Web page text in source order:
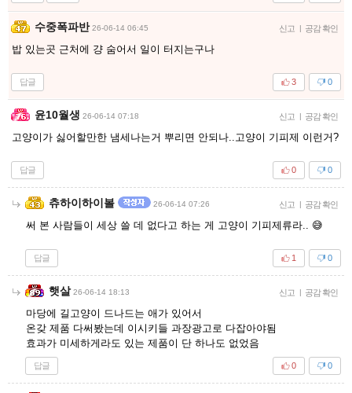
수중폭파반 26-06-14 06:45 신고 | 공감 확인
밥 있는곳 근처에 걍 숨어서 일이 터지는구나
답글 0
3
윤10월생 26-06-14 07:18 신고 | 공감 확인
고양이가 싫어할만한 냄세나는거 뿌리면 안되나..고양이 기피제 이런거?
답글 0
0
츄하이하이볼 26-06-14 07:26 신고 | 공감 확인
써 본 사람들이 세상 쓸 데 없다고 하는 게 고양이 기피제류라.. 😅
답글 0
1
햇살 26-06-14 18:13 신고 | 공감 확인
마당에 길고양이 드나드는 애가 있어서
온갖 제품 다써봤는데 이시키들 과장광고로 다잡아야됨
효과가 미세하게라도 있는 제품이 단 하나도 없었음
답글 0
0